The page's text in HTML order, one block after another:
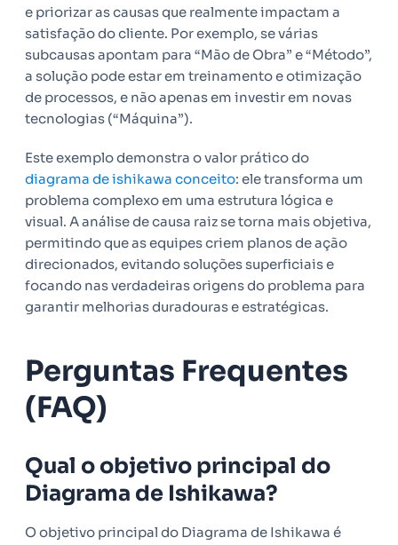
e priorizar as causas que realmente impactam a
satisfação do cliente. Por exemplo, se várias
subcausas apontam para “Mão de Obra” e “Método”,
a solução pode estar em treinamento e otimização
de processos, e não apenas em investir em novas
tecnologias (“Máquina”).
Este exemplo demonstra o valor prático do
diagrama de ishikawa conceito: ele transforma um
problema complexo em uma estrutura lógica e
visual. A análise de causa raiz se torna mais objetiva,
permitindo que as equipes criem planos de ação
direcionados, evitando soluções superficiais e
focando nas verdadeiras origens do problema para
garantir melhorias duradouras e estratégicas.
Perguntas Frequentes
(FAQ)
Qual o objetivo principal do
Diagrama de Ishikawa?
O objetivo principal do Diagrama de Ishikawa é